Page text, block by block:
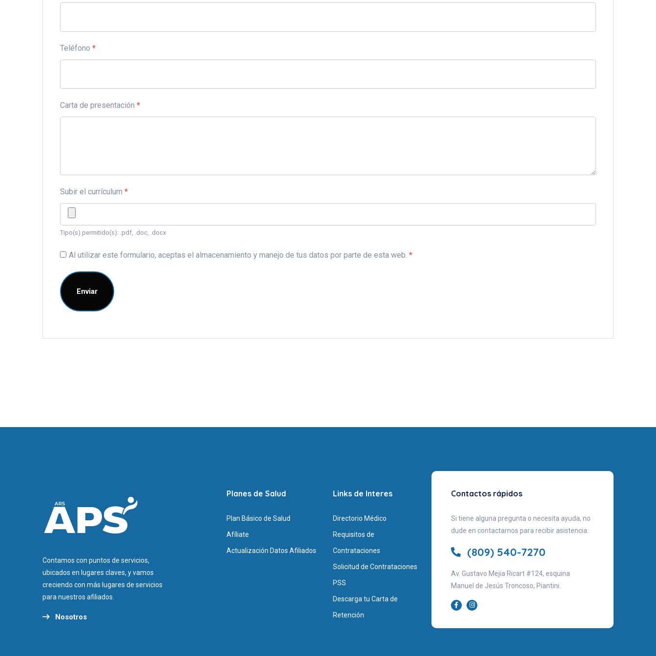
Teléfono *
Carta de presentación *
Subir el currículum *
Tipo(s) permitido(s): .pdf, .doc, .docx
Al utilizar este formulario, aceptas el almacenamiento y manejo de tus datos por parte de esta web. *
Contamos con puntos de servicios,
ubicados en lugares claves, y vamos
creciendo con más lugares de servicios
para nuestros afiliados.
Nosotros
Planes de Salud
Plan Básico de Salud
Afíliate
Actualización Datos Afiliados
Links de Interes
Directorio Médico
Requisitos de
Contrataciones
Solicitud de Contrataciones
PSS
Descarga tu Carta de
Retención
Contactos rápidos
Si tiene alguna pregunta o necesita ayuda, no
dude en contactarnos para recibir asistencia.
(809) 540-7270
Av. Gustavo Mejia Ricart #124, esquina
Manuel de Jesús Troncoso, Piantini.